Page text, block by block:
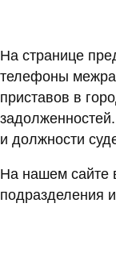
На странице
телефоны
приставов в
и должности
На нашем сайте
подразделения